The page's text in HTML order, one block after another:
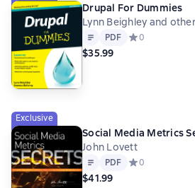
Drupal For Dummies
Lynn Beighley and
Text PDF
PDF Средний
0
$35.99
Exclusive
Social Media Metrics
John Lovett
Text PDF
PDF Средний
0
$41.99